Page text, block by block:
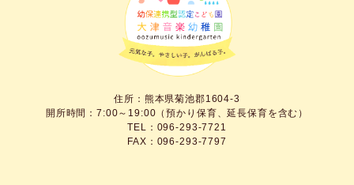
住所：熊本県菊池郡1604-3
開所時間：7:00～19:00（預かり保育、延長保育を含む）
TEL：096-293-7721
FAX：096-293-7797